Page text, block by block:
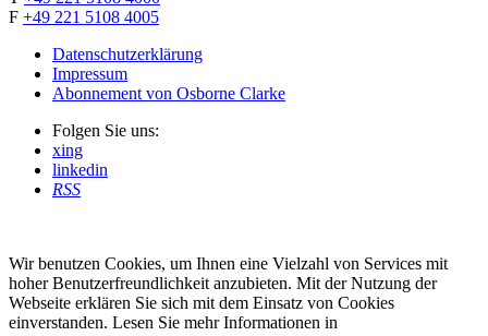
F +49 221 5108 4005
Datenschutzerklärung
Impressum
Abonnement von Osborne Clarke
Folgen Sie uns:
xing
linkedin
RSS
Wir benutzen Cookies, um Ihnen eine Vielzahl von Services mit
hoher Benutzerfreundlichkeit anzubieten. Mit der Nutzung der
Webseite erklären Sie sich mit dem Einsatz von Cookies
einverstanden. Lesen Sie mehr Informationen in